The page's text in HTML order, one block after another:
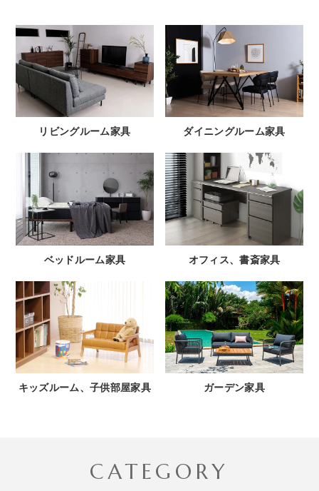
リビングルーム家具 ダイニングルーム家具
ベッドルーム家具 オフィス、書斎家具
キッズルーム、子供部屋家具 ガーデン家具
CATEGORY